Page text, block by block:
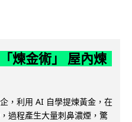
煉金術」 屋內煉
，利用 AI 自學提煉黃金，在
過程產生大量刺鼻濃煙，驚